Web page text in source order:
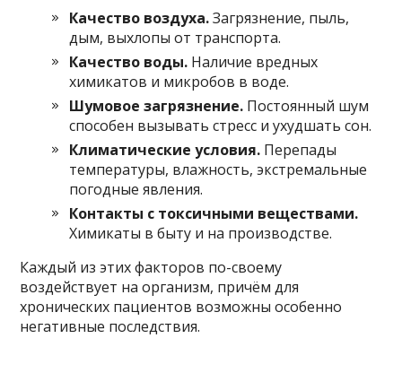
Качество воздуха.Загрязнение, пыль,
дым, выхлопы от транспорта.
Качество воды. Наличие вредных
химикатов и микробов в воде.
Шумовое загрязнение. Постоянный шум
способен вызывать стресс и ухудшать сон.
Климатические условия. Перепады
температуры, влажность, экстремальные
погодные явления.
Контакты с токсичными веществами.
Химикаты в быту и на производстве.
Каждый из этих факторов по-своему
воздействует на организм, причём для
хронических пациентов возможны особенно
негативные последствия.